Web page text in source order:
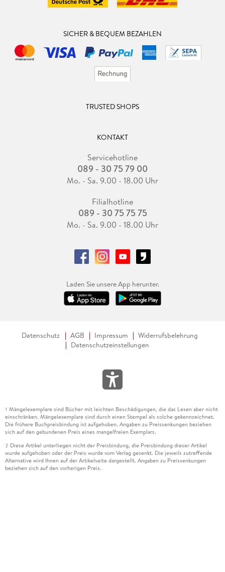
SICHER & BEQUEM BEZAHLEN
TRUSTED SHOPS
KONTAKT
Servicehotline
089 - 30 75 79 00
Mo. - Sa. 9.00 - 18.00 Uhr
Filialhotline
089 - 30 75 75 75
Mo. - Sa. 9.00 - 18.00 Uhr
Laden Sie unsere App herunter.
Datenschutz AGB Impressum
Widerrufsbelehrung
Datenschutzeinstellungen
1 Mängelexemplare sind Bücher mit leichten Beschädigungen, die das Lesen aber nicht
einschränken. Mängelexemplare sind durch einen Stempel als solche gekennzeichnet.
Die frühere Buchpreisbindung ist aufgehoben. Angaben zu Preissenkungen beziehen
sich auf den gebundenen Preis eines mangelfreien Exemplars.
2 Diese Artikel unterliegen nicht der Preisbindung, die Preisbindung dieser Artikel
wurde aufgehoben oder der Preis wurde vom Verlag gesenkt. Die jeweils zutreffende
Alternative wird Ihnen auf der Artikelseite dargestellt. Angaben zu Preissenkungen
beziehen sich auf den vorherigen Preis.